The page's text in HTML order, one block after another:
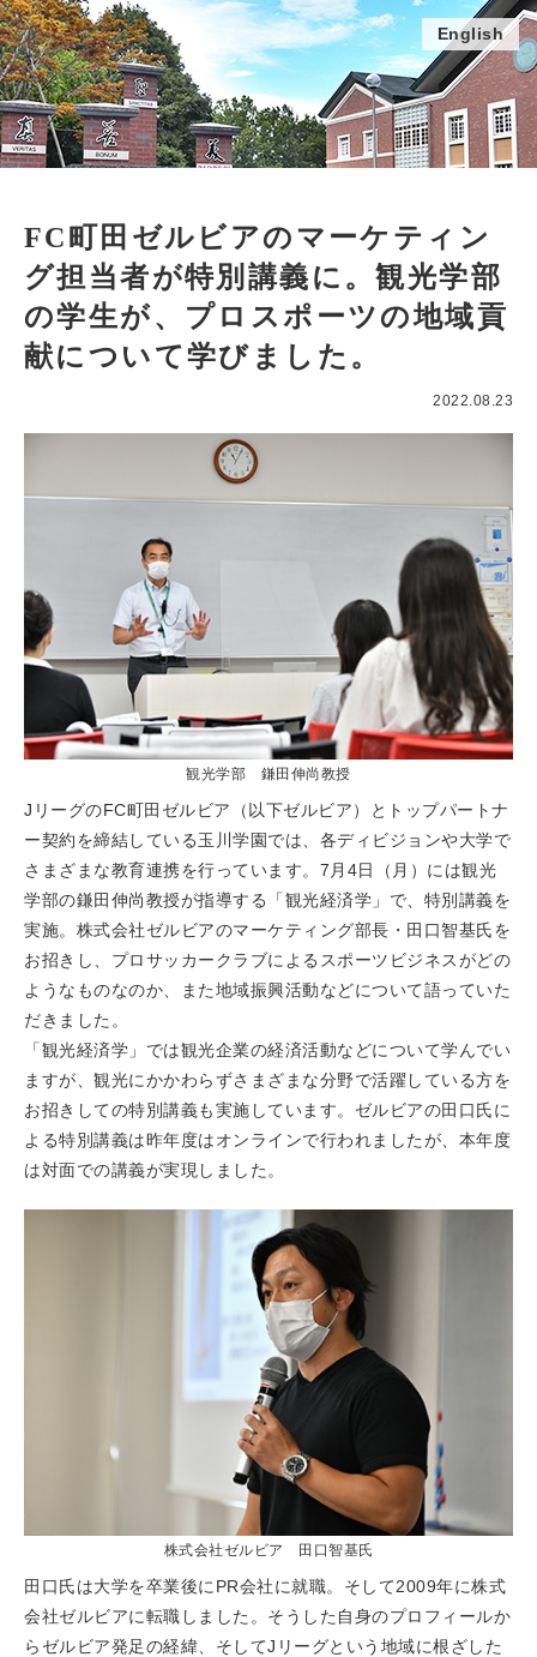
English
FC町田ゼルビアのマーケティン
グ担当者が特別講義に。観光学部
の学生が、プロスポーツの地域貢
献について学びました。
2022.08.23
観光学部 鎌田伸尚教授
JリーグのFC町田ゼルビア（以下ゼルビア）とトップパートナ
ー契約を締結している玉川学園では、各ディビジョンや大学で
さまざまな教育連携を行っています。7月4日（月）には観光
学部の鎌田伸尚教授が指導する「観光経済学」で、特別講義を
実施。株式会社ゼルビアのマーケティング部長・田口智基氏を
お招きし、プロサッカークラブによるスポーツビジネスがどの
ようなものなのか、また地域振興活動などについて語っていた
だきました。
「観光経済学」では観光企業の経済活動などについて学んでい
ますが、観光にかかわらずさまざまな分野で活躍している方を
お招きしての特別講義も実施しています。ゼルビアの田口氏に
よる特別講義は昨年度はオンラインで行われましたが、本年度
は対面での講義が実現しました。
株式会社ゼルビア 田口智基氏
田口氏は大学を卒業後にPR会社に就職。そして2009年に株式
会社ゼルビアに転職しました。そうした自身のプロフィールか
らゼルビア発足の経緯、そしてJリーグという地域に根ざした